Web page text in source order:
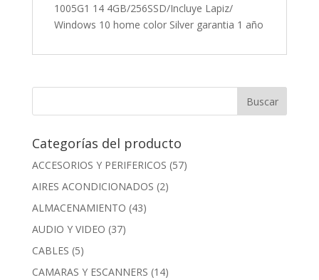
1005G1 14 4GB/256SSD/Incluye Lapiz/
Windows 10 home color Silver garantia 1 año
Categorías del producto
ACCESORIOS Y PERIFERICOS (57)
AIRES ACONDICIONADOS (2)
ALMACENAMIENTO (43)
AUDIO Y VIDEO (37)
CABLES (5)
CAMARAS Y ESCANNERS (14)